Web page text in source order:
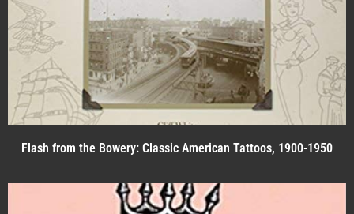
Flash from the Bowery: Classic American Tattoos, 1900-1950